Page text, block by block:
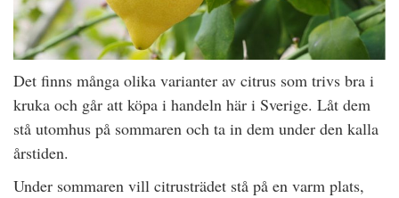
Det finns många olika varianter av citrus som trivs bra i
kruka och går att köpa i handeln här i Sverige. Låt dem
stå utomhus på sommaren och ta in dem under den kalla
årstiden.
Under sommaren vill citrusträdet stå på en varm plats,